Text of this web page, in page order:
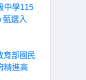
中學115
甄選入
育部國民
精進高